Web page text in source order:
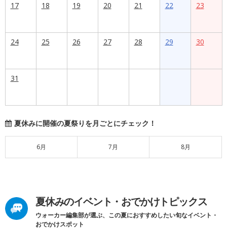
17
18 19 20 21 22 23
24 25 26 27 28 29 30
31
夏休みに開催の夏祭りを月ごとにチェック！
6月 7月 8月
夏休みのイベント・おでかけトピックス
ウォーカー編集部が選ぶ、この夏におすすめしたい旬なイベント・
おでかけスポット